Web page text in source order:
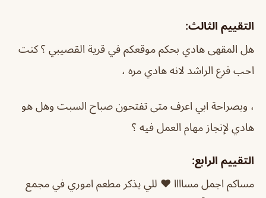
التقييم الثالث:
هل المقهى هادي بحكم موقعكم في قرية القصيبي ؟ كنت
احب فرع الراشد لانه هادي مره ،
، وبصراحة ابي اعرف متى تفتحون صباح السبت وهل هو
هادي لإنجاز مهام العمل فيه ؟
التقييم الرابع:
مساكم اجمل مساااا ❤️ للي يذكر مطعم اموري في مجمع